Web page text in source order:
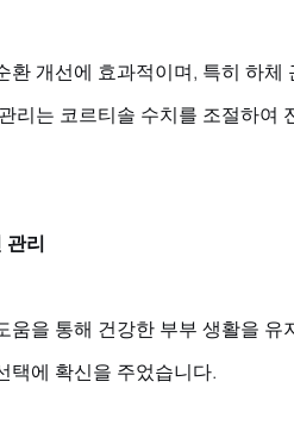
환 개선에 효과적이며, 특히 하
리는 코르티솔 수치를 조절하여
관리
움을 통해 건강한 부부 생활을
택에 확신을 주었습니다.